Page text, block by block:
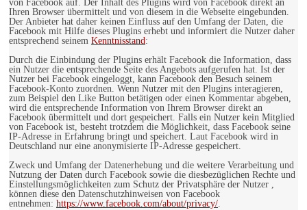
von Facebook auf. Der Inhalt des Plugins wird von Facebook direkt an
Ihren Browser übermittelt und von diesem in die Webseite eingebunden.
Der Anbieter hat daher keinen Einfluss auf den Umfang der Daten, die
Facebook mit Hilfe dieses Plugins erhebt und informiert die Nutzer daher
entsprechend seinem Kenntnisstand:
Durch die Einbindung der Plugins erhält Facebook die Information, dass
ein Nutzer die entsprechende Seite des Angebots aufgerufen hat. Ist der
Nutzer bei Facebook eingeloggt, kann Facebook den Besuch seinem
Facebook-Konto zuordnen. Wenn Nutzer mit den Plugins interagieren,
zum Beispiel den Like Button betätigen oder einen Kommentar abgeben,
wird die entsprechende Information von Ihrem Browser direkt an
Facebook übermittelt und dort gespeichert. Falls ein Nutzer kein Mitglied
von Facebook ist, besteht trotzdem die Möglichkeit, dass Facebook seine
IP-Adresse in Erfahrung bringt und speichert. Laut Facebook wird in
Deutschland nur eine anonymisierte IP-Adresse gespeichert.
Zweck und Umfang der Datenerhebung und die weitere Verarbeitung und
Nutzung der Daten durch Facebook sowie die diesbezüglichen Rechte und
Einstellungsmöglichkeiten zum Schutz der Privatsphäre der Nutzer ,
können diese den Datenschutzhinweisen von Facebook
entnehmen: https://www.facebook.com/about/privacy/.